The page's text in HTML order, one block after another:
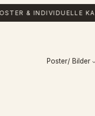
& INDIVIDUELLE KARTEN
Poster/ Bilder